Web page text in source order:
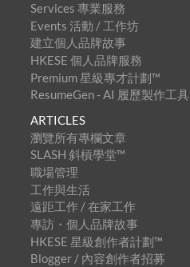
Services 專業服務
Events 活動 / 工作坊
建立個人品牌故事
HKESE 個人品牌服務
Premium 星級專才計劃™
ResumeGen - AI 履歷製作工具
ARTICLES
瀏覽所有專欄文章
SLASH 斜槓學堂™
職場管理
工作與生活
遠距工作 / 在家工作
專訪・個人品牌故事
HKESE 星級創作者計劃™
Blogger / 內容創作者招募